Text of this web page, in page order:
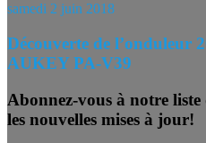
samedi 2 juin 2018
Découverte de l’onduleur
AUKEY PA-V39
Abonnez-vous à notre
les nouvelles mises à jour!